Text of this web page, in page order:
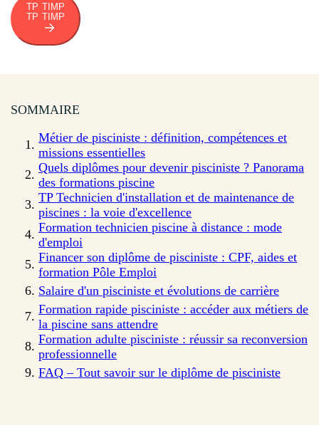
TP TIMP
TP TIMP
SOMMAIRE
Métier de pisciniste : définition, compétences et
missions essentielles
Quels diplômes pour devenir pisciniste ? Panorama
des formations piscine
TP Technicien d'installation et de maintenance de
piscines : la voie d'excellence
Formation technicien piscine à distance : mode
d'emploi
Financer son diplôme de pisciniste : CPF, aides et
formation Pôle Emploi
Salaire d'un pisciniste et évolutions de carrière
Formation rapide pisciniste : accéder aux métiers de
la piscine sans attendre
Formation adulte pisciniste : réussir sa reconversion
professionnelle
FAQ – Tout savoir sur le diplôme de pisciniste